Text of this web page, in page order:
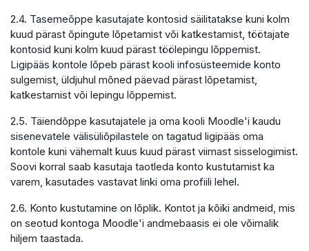
2.4. Tasemeõppe kasutajate kontosid säilitatakse kuni kolm
kuud pärast õpingute lõpetamist või katkestamist, töötajate
kontosid kuni kolm kuud pärast töölepingu lõppemist.
Ligipääs kontole lõpeb pärast kooli infosüsteemide konto
sulgemist, üldjuhul mõned päevad pärast lõpetamist,
katkestamist või lepingu lõppemist.
2.5. Täiendõppe kasutajatele ja oma kooli Moodle'i kaudu
sisenevatele välisüliõpilastele on tagatud ligipääs oma
kontole kuni vähemalt kuus kuud pärast viimast sisselogimist.
Soovi korral saab kasutaja taotleda konto kustutamist ka
varem, kasutades vastavat linki oma profiili lehel.
2.6. Konto kustutamine on lõplik. Kontot ja kõiki andmeid, mis
on seotud kontoga Moodle'i andmebaasis ei ole võimalik
hiljem taastada.